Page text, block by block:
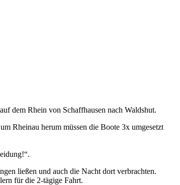
dem Rhein von Schaffhausen nach Waldshut.
Rheinau herum müssen die Boote 3x umgesetzt
ließen und auch die Nacht dort verbrachten.
für die 2-tägige Fahrt.